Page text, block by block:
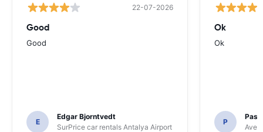
22-07-2026
Good
Good
E
Edgar Bjorntvedt
SurPrice car rentals Antalya Airport
Ok
Ok
P
Avec